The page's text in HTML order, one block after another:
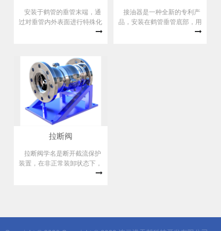
安装于鹤管的垂管末端，通
过对垂管内外表面进行特殊化
处理，使其产生类似荷叶效应
油的效果。
接油器是一种全新的专利产
品，安装在鹤管垂管底部，用
于收集垂管内部与外壁上的残
拉断阀
拉断阀学名是断开截流保护
装置，在非正常装卸状态下，
具备自动脱开及截断管线的功